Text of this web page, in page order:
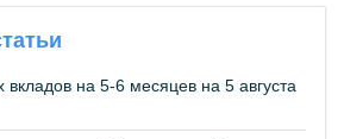
на 5-6 месяцев на 5 августа